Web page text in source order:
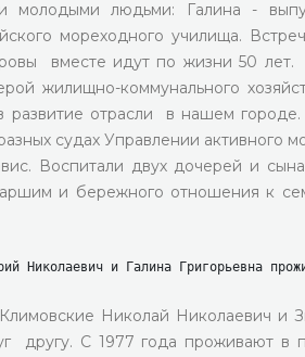
молодыми людьми: Галина -
мореходного училища.
вместе идут по жизни 50 лет.
жилищно-коммунального
развитие отрасли в нашем городе.
судах Управлении активного
Воспитали двух дочерей и
и бережного отношения к
и Галина Григорьевна
Николай Николаевич и
другу. С 1977 года проживают в